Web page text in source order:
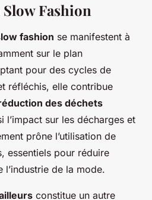
Slow Fashion
fashion se manifestent à
sur le plan
pour des cycles de
réfléchis, elle contribue
des déchets
l’impact sur les décharges et
prône l’utilisation de
essentiels pour réduire
l’industrie de la mode.
constitue un autre